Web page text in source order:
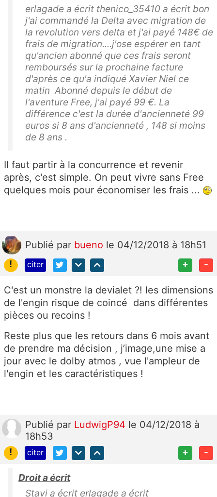
erlagade a écrit thenico_35410 a écrit bon
j'ai commandé la Delta avec migration de
la revolution vers delta et j'ai payé 148€ de
frais de migration....j'ose espérer en tant
qu'ancien abonné que ces frais seront
remboursés sur la prochaine facture
d'après ce qu'a indiqué Xavier Niel ce
matin Abonné depuis le début de
l'aventure Free, j'ai payé 99 €. La
différence c'est la durée d'ancienneté 99
euros si 8 ans d'ancienneté , 148 si moins
de 8 ans .
Il faut partir à la concurrence et revenir
après, c'est simple. On peut vivre sans Free
quelques mois pour économiser les frais ...
Publié par bueno le 04/12/2018 à 18h51
!
citer + -
C'est un monstre la devialet ?! les dimensions
de l'engin risque de coincé dans différentes
pièces ou recoins !
Reste plus que les retours dans 6 mois avant
de prendre ma décision , j’image,une mise a
jour avec le dolby atmos , vue l'ampleur de
l'engin et les caractéristiques !
Publié par LudwigP94 le 04/12/2018 à
18h53
!
citer + -
Droit a écrit
Stavi a écrit erlagade a écrit